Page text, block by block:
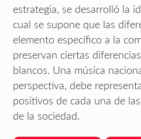
estrategia, se desarrolló la
cual se supone que las
elemento específico a la
preservan ciertas
blancos. Una música
perspectiva, debe
positivos de cada una de
de la sociedad.